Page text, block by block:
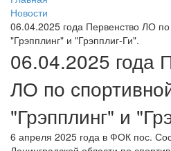
Новости
06.04.2025 года Первенство ЛО
"Грэпплинг" и "Грэпплиг-Ги".
06.04.2025 года
ЛО по
"Грэпплинг" и
6 апреля 2025 года в ФОК пос.